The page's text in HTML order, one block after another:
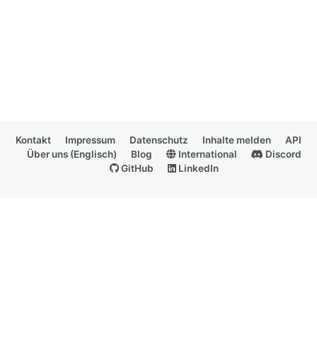
Kontakt Impressum Datenschutz Inhalte melden
API
Über uns (Englisch)
Blog International
Discord
GitHub
LinkedIn